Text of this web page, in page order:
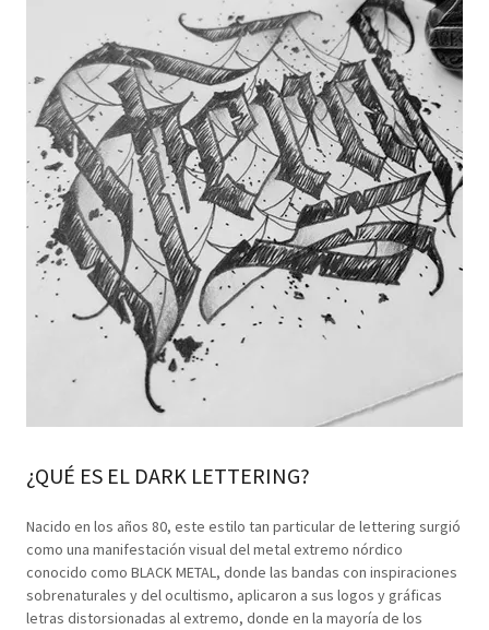
¿QUÉ ES EL DARK LETTERING?
Nacido en los años 80, este estilo tan particular de lettering surgió
como una manifestación visual del metal extremo nórdico
conocido como BLACK METAL, donde las bandas con inspiraciones
sobrenaturales y del ocultismo, aplicaron a sus logos y gráficas
letras distorsionadas al extremo, donde en la mayoría de los